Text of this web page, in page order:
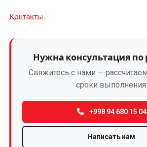
Ремонт
электродвигателей
(отечественных
и
Контакты
Нужна консультация по
Свяжитесь с нами —
сроки выполнения.
+998 94 680 15 04
Написать нам